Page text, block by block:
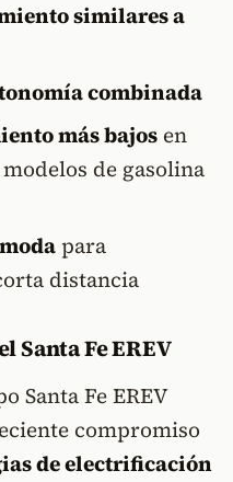
similares a
combinada
más bajosen
de gasolina
para
distancia
Santa Fe EREV
Santa Fe EREV
compromiso
de electrificación